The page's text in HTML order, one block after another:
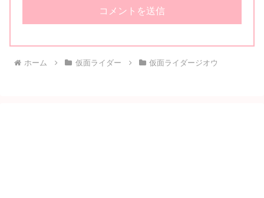
ホーム 仮面ライダー 仮面ライダージオウ